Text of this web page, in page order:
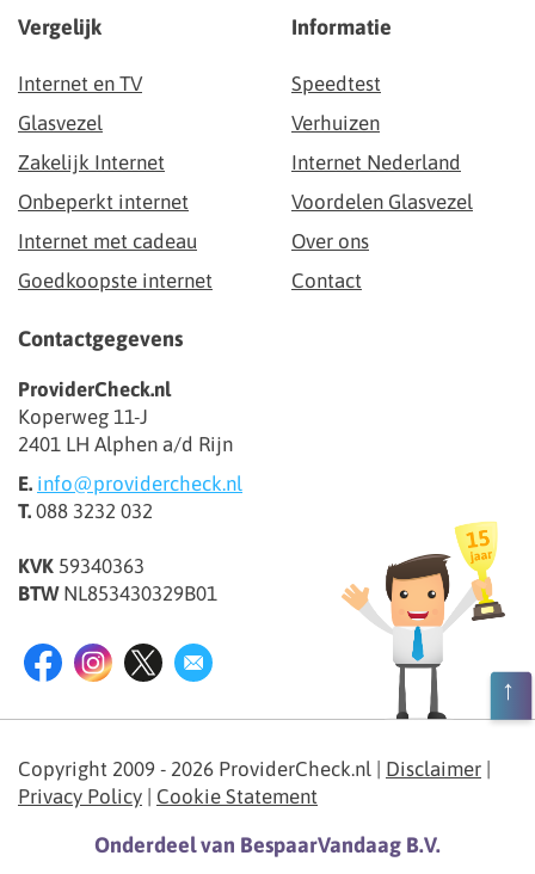
Contactgegevens
ProviderCheck.nl
Koperweg 11-J
2401 LH Alphen a/d Rijn
E. info@providercheck.nl
T. 088 3232 032
KVK 59340363
BTWNL853430329B01
Vergelijk
Internet en TV
Glasvezel
Zakelijk Internet
Onbeperkt internet
Internet met cadeau
Goedkoopste internet
Informatie
Speedtest
Verhuizen
Internet Nederland
Voordelen Glasvezel
Over ons
Contact
Copyright 2009 - 2026 ProviderCheck.nl Disclaimer
Privacy Policy
Cookie Statement
Onderdeel van BespaarVandaag B.V.